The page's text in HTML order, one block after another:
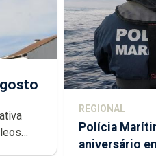
REGIONAL
Polícia
aniversário